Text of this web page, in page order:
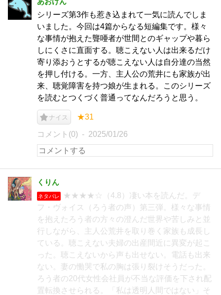
シリーズ第3作も惹き込まれて一気に読んでしま
いました。今回は4篇からなる短編集です。様々
な事情が抱えた聾唖者が世間とのギャップや暮ら
しにくさに直面する。聴こえない人は出来るだけ
寄り添おうとするが聴こえない人は自分達の当然
を押し付ける。一方、主人公の荒井にも家族が出
来、聴覚障害を持つ娘が生まれる。このシリーズ
を読むとつくづく普通ってなんだろうと思う。
ナイス ★31
コメント(0) 2025/01/26
くりん
ネタバレ
★★★★☆（4.8）凄い本を読んだ。デ
フ・ヴォイス（ろう者の声）第三弾。様々な事情
を抱えたろう者の方々の澄んだ世界や苦しみと並
行しながら、主人公荒井を取り巻く家族も成長し
ている。聴こえない夫婦の出産間近に異変が起こ
った。聴こえないから声も出せない。電話も出来
ない。妻の慟哭で私の胸は張り裂けそうだった。
ろう者の20代女性会社員が不当な評価を下され配
置転換させられる。「私は透明人間ではない」そ